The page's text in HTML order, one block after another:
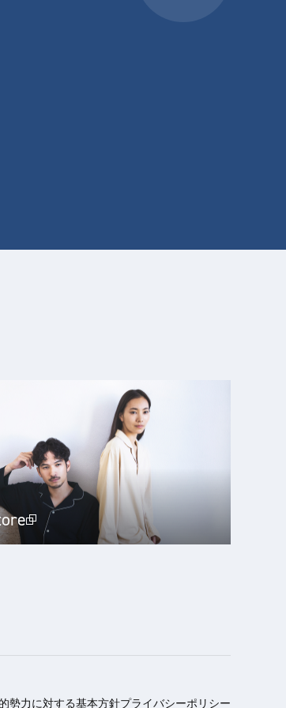
勢力に対する基本方針プライバシーポリシー